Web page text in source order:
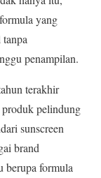
yang
penampilan.
terakhir
pelindung
sunscreen
brand
berupa formula